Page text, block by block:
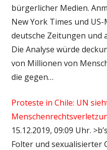
bürgerlicher Medien.
New York Times und
deutsche Zeitungen und
Die Analyse würde
von Millionen von
die gegen…
Proteste in Chile: UN
15.12.2019, 09:09 Uhr.
Folter und sexualisierter